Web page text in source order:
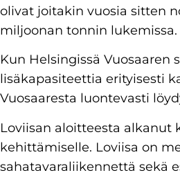
olivat joitakin vuosia sitten
miljoonan tonnin lukemissa.
Kun Helsingissä Vuosaaren
lisäkapasiteettia erityisesti
Vuosaaresta luontevasti
Loviisan aloitteesta alkanut
kehittämiselle. Loviisa on
sahatavaraliikennettä sekä